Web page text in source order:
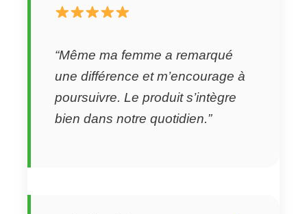
“Même ma femme a remarqué
une différence et m’encourage à
poursuivre. Le produit s’intègre
bien dans notre quotidien.”